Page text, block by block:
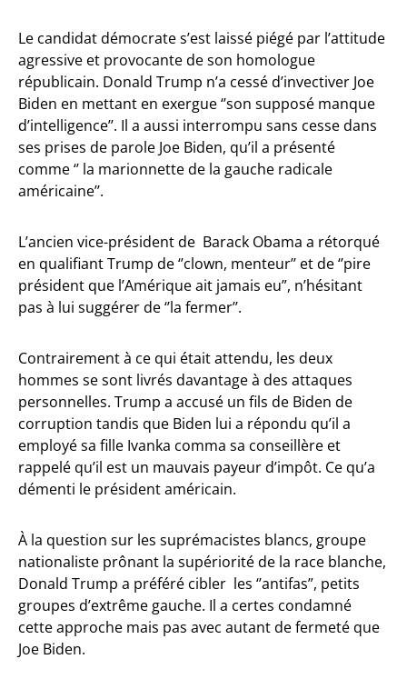
Le candidat démocrate s’est laissé piégé par l’attitude
agressive et provocante de son homologue
républicain. Donald Trump n’a cessé d’invectiver Joe
Biden en mettant en exergue ‘’son supposé manque
d’intelligence’’. Il a aussi interrompu sans cesse dans
ses prises de parole Joe Biden, qu’il a présenté
comme ‘’ la marionnette de la gauche radicale
américaine’’.
L’ancien vice-président de Barack Obama a rétorqué
en qualifiant Trump de ‘’clown, menteur’’ et de ‘’pire
président que l’Amérique ait jamais eu”, n’hésitant
pas à lui suggérer de ‘’la fermer’’.
Contrairement à ce qui était attendu, les deux
hommes se sont livrés davantage à des attaques
personnelles. Trump a accusé un fils de Biden de
corruption tandis que Biden lui a répondu qu’il a
employé sa fille Ivanka comma sa conseillère et
rappelé qu’il est un mauvais payeur d’impôt. Ce qu’a
démenti le président américain.
À la question sur les suprémacistes blancs, groupe
nationaliste prônant la supériorité de la race blanche,
Donald Trump a préféré cibler les ‘’antifas”, petits
groupes d’extrême gauche. Il a certes condamné
cette approche mais pas avec autant de fermeté que
Joe Biden.